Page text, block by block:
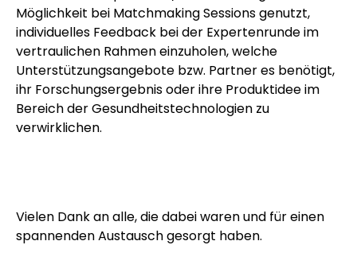
Möglichkeit bei Matchmaking Sessions genutzt,
individuelles Feedback bei der Expertenrunde im
vertraulichen Rahmen einzuholen, welche
Unterstützungsangebote bzw. Partner es benötigt,
ihr Forschungsergebnis oder ihre Produktidee im
Bereich der Gesundheitstechnologien zu
verwirklichen.
Vielen Dank an alle, die dabei waren und für einen
spannenden Austausch gesorgt haben.